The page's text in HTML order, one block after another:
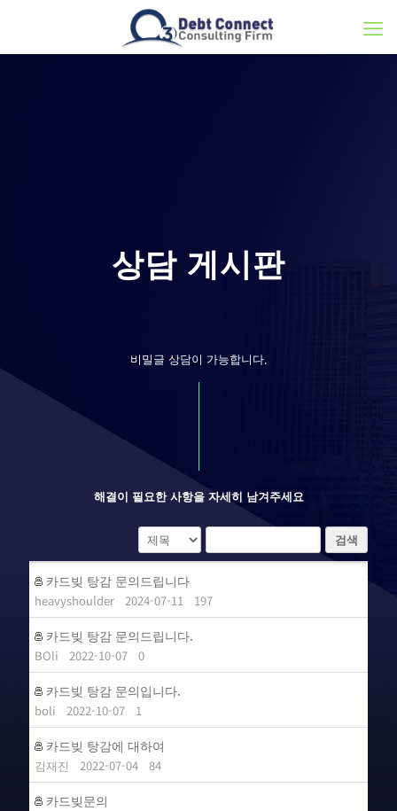
상담 게시판
비밀글 상담이 가능합니다.
해결이 필요한 사항을 자세히 남겨주세요
검색
카드빚 탕감 문의드립니다
heavyshoulder 2024-07-11 197
카드빚 탕감 문의드립니다.
BOli 2022-10-07 0
카드빚 탕감 문의입니다.
boli 2022-10-07 1
카드빚 탕감에 대하여
김재진 2022-07-04 84
카드빚문의